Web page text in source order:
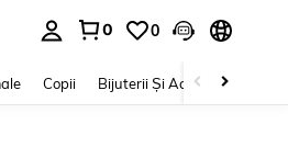
0 0
Copii Bijuterii Și Accesorii